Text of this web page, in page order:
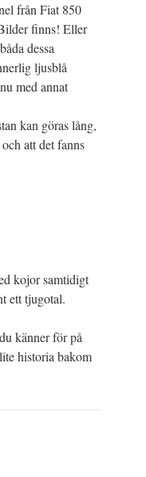
från Fiat 850
finns! Eller
dessa
ljusblå
med annat
kan göras lång,
att det fanns
kojor samtidigt
ett tjugotal.
känner för på
historia bakom